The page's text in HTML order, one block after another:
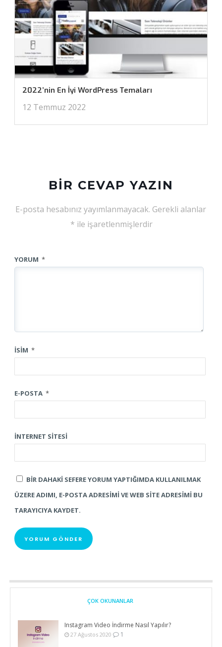
2022’nin En İyi WordPress Temaları
12 Temmuz 2022
BIR CEVAP YAZIN
E-posta hesabınız yayımlanmayacak. Gerekli alanlar
* ile işaretlenmişlerdir
YORUM *
İSIM *
E-POSTA *
İNTERNET SITESI
BIR DAHAKI SEFERE YORUM YAPTIĞIMDA KULLANILMAK
ÜZERE ADIMI, E-POSTA ADRESIMI VE WEB SITE ADRESIMI BU
TARAYICIYA KAYDET.
ÇOK OKUNANLAR
Instagram Video İndirme Nasıl Yapılır?
27 Ağustos 2020 1